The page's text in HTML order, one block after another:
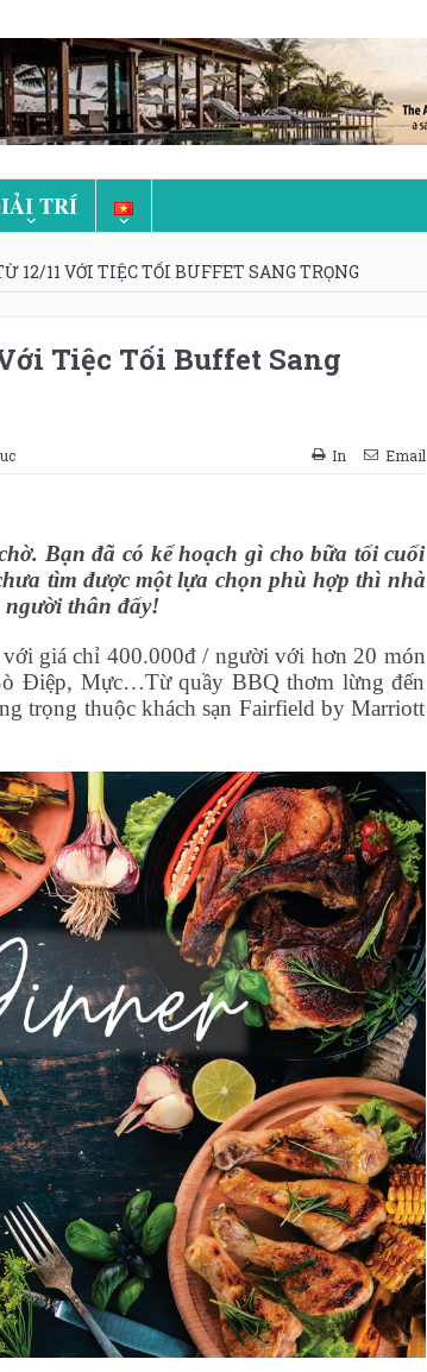
TRÍ
12/11 VỚI TIỆC TỐI BUFFET SANG TRỌNG
Tiệc Tối Buffet Sang
In Email
Bạn đã có kế hoạch gì cho bữa tối cuối
tìm được một lựa chọn phù hợp thì nhà
người thân đấy!
giá chỉ 400.000đ / người với hơn 20 món
Điệp, Mực…Từ quầy BBQ thơm lừng đến
trọng thuộc khách sạn Fairfield by Marriott